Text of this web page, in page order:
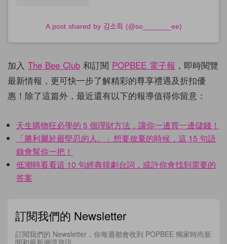
A post shared by 김소희 (@so_______ee)
加入 The Bee Club 和訂閱 POPBEE 電子報 ，即時閱覽
最新情報，更可快一步了解精彩的尊享禮遇及折扣優
惠！除了這篇外，最近還有以下的報導值得你留意：
天生購物狂必學的 5 個理財方法，讓你一邊買一邊儲錢！
「勝利屬於最堅忍的人。」想要放棄的時候，這 15 句語
錄會幫你一把！
低潮時看看這 10 句經典韓劇台詞，或許你會找到需要的
答案
訂閱我們的 Newsletter
訂閱我們的 Newsletter，你每週都會收到 POPBEE 獨家時尚新